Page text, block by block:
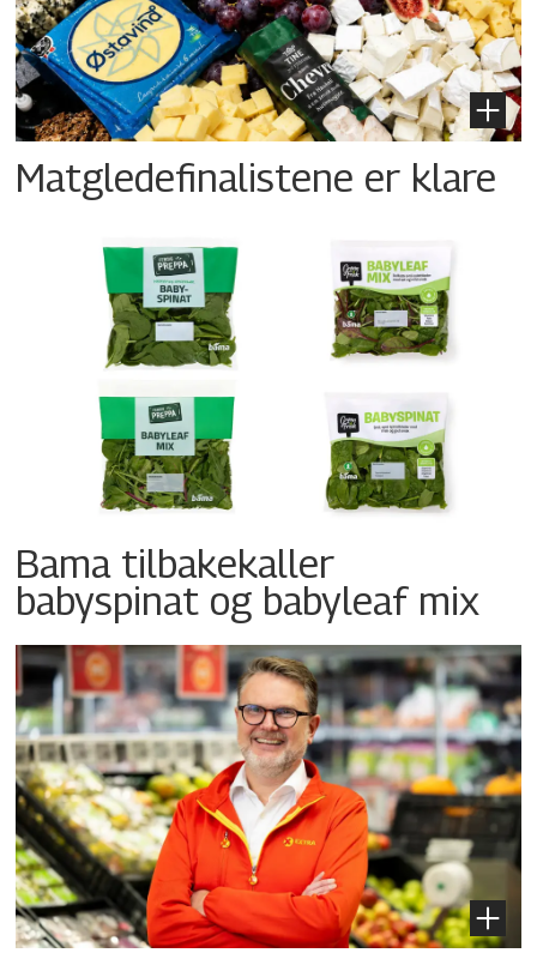
Matgledefinalistene er klare
Bama tilbakekaller
babyspinat og babyleaf mix